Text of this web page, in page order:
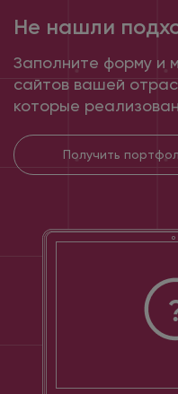
Не нашли
Заполните форму и
сайтов вашей
которые
Получить